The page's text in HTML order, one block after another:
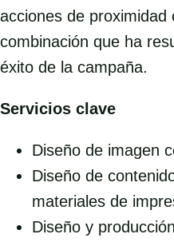
acciones de proximidad
combinación que ha
éxito de la campaña.
Servicios clave
Diseño de imagen
Diseño de
materiales de
Diseño y